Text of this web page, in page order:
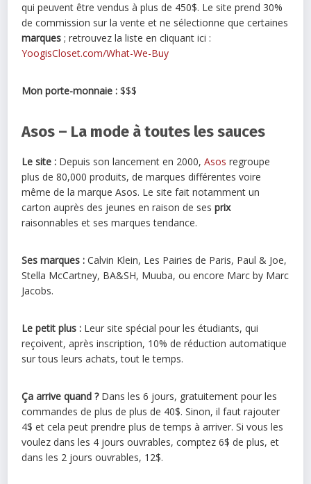
qui peuvent être vendus à plus de 450$. Le site prend 30%
de commission sur la vente et ne sélectionne que certaines
marques ; retrouvez la liste en cliquant ici :
YoogisCloset.com/What-We-Buy
Mon porte-monnaie : $$$
Asos – La mode à toutes les sauces
Le site : Depuis son lancement en 2000,Asos regroupe
plus de 80,000 produits, de marques différentes voire
même de la marque Asos. Le site fait notamment un
carton auprès des jeunes en raison de sesprix
raisonnables et ses marques tendance.
Ses marques : Calvin Klein, Les Pairies de Paris, Paul & Joe,
Stella McCartney, BA&SH, Muuba, ou encore Marc by Marc
Jacobs.
Le petit plus : Leur site spécial pour les étudiants, qui
reçoivent, après inscription, 10% de réduction automatique
sur tous leurs achats, tout le temps.
Ça arrive quand ?Dans les 6 jours, gratuitement pour les
commandes de plus de plus de 40$. Sinon, il faut rajouter
4$ et cela peut prendre plus de temps à arriver. Si vous les
voulez dans les 4 jours ouvrables, comptez 6$ de plus, et
dans les 2 jours ouvrables, 12$.